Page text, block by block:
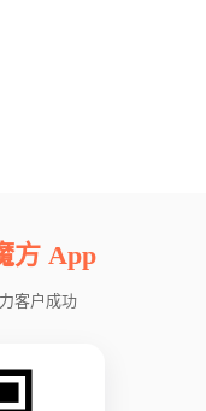
方 App
客户成功